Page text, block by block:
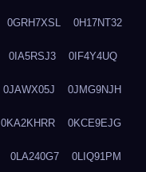
0GRH7XSL 0H17NT32
0IA5RSJ3 0IF4Y4UQ
0JAWX05J 0JMG9NJH
0KA2KHRR 0KCE9EJG
0LA240G7 0LIQ91PM